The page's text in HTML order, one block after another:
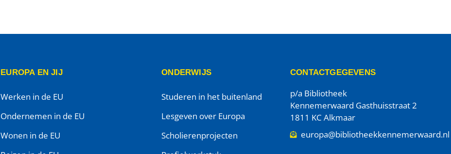
EUROPA EN JIJ
Werken in de EU
Ondernemen in de EU
Wonen in de EU
ONDERWIJS
Studeren in het buitenland
Lesgeven over Europa
Scholierenprojecten
CONTACTGEGEVENS
p/a Bibliotheek
Kennemerwaard Gasthuisstraat 2
1811 KC Alkmaar
europa@bibliotheekkennemerwaard.nl